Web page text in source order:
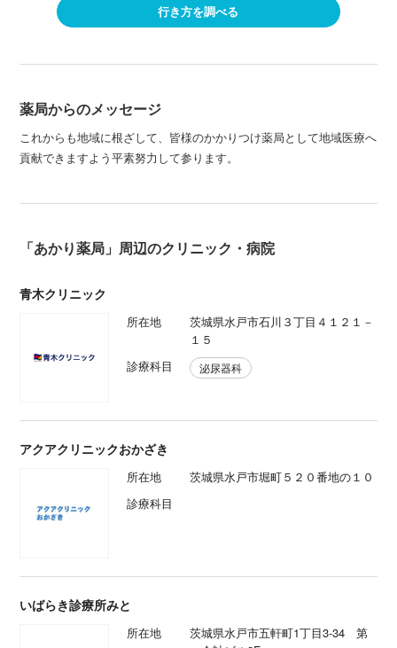
行き方を調べる
薬局からのメッセージ
これからも地域に根ざして、皆様のかかりつけ薬局として地域医療へ
貢献できますよう平素努力して参ります。
「あかり薬局」周辺のクリニック・病院
青木クリニック
所在地
茨城県水戸市石川３丁目４１２１－
１５
診療科目
泌尿器科
アクアクリニックおかざき
所在地
茨城県水戸市堀町５２０番地の１０
診療科目
いばらき診療所みと
所在地
茨城県水戸市五軒町1丁目3-34 第